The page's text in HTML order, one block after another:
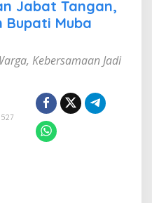
Jabat Tangan,
Bupati Muba
Kebersamaan Jadi